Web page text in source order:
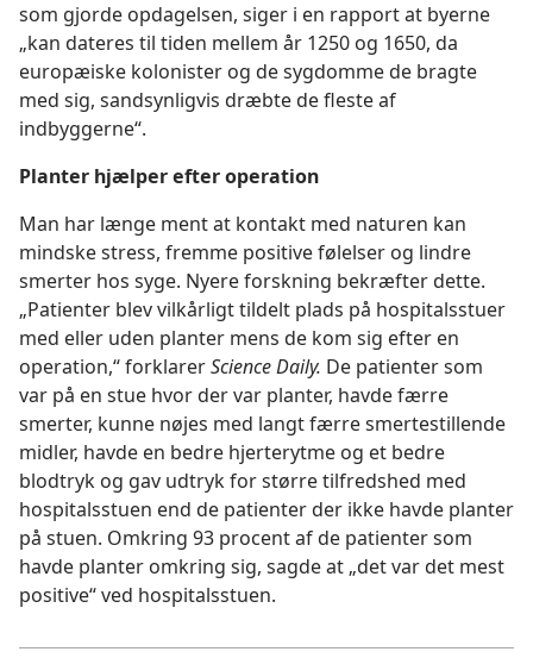
som gjorde opdagelsen, siger i en rapport at byerne
„kan dateres til tiden mellem år 1250 og 1650, da
europæiske kolonister og de sygdomme de bragte
med sig, sandsynligvis dræbte de fleste af
indbyggerne“.
Planter hjælper efter operation
Man har længe ment at kontakt med naturen kan
mindske stress, fremme positive følelser og lindre
smerter hos syge. Nyere forskning bekræfter dette.
„Patienter blev vilkårligt tildelt plads på hospitalsstuer
med eller uden planter mens de kom sig efter en
operation,“ forklarerScience Daily. De patienter som
var på en stue hvor der var planter, havde færre
smerter, kunne nøjes med langt færre smertestillende
midler, havde en bedre hjerterytme og et bedre
blodtryk og gav udtryk for større tilfredshed med
hospitalsstuen end de patienter der ikke havde planter
på stuen. Omkring 93 procent af de patienter som
havde planter omkring sig, sagde at „det var det mest
positive“ ved hospitalsstuen.